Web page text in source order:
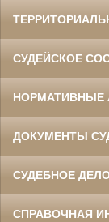
СУДЕЙСКОЕ
НОРМАТИВНЫЕ
ДОКУМЕНТЫ
СУДЕБНОЕ
СПРАВОЧНАЯ